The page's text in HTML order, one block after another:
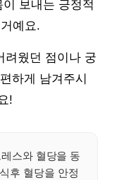
보내는 긍정적
예요.
려웠던 점이나 궁
하게 남겨주시
!
스와 혈당을 동
후 혈당을 안정